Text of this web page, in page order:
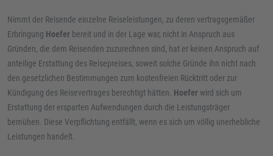
Nimmt der Reisende einzelne Reiseleistungen, zu deren vertragsgemäßer
Erbringung Hoefer bereit und in der Lage war, nicht in Anspruch aus
Gründen, die dem Reisenden zuzurechnen sind, hat er keinen Anspruch auf
anteilige Erstattung des Reisepreises, soweit solche Gründe ihn nicht nach
den gesetzlichen Bestimmungen zum kostenfreien Rücktritt oder zur
Kündigung des Reisevertrages berechtigt hätten. Hoefer wird sich um
Erstattung der ersparten Aufwendungen durch die Leistungsträger
bemühen. Diese Verpflichtung entfällt, wenn es sich um völlig unerhebliche
Leistungen handelt.